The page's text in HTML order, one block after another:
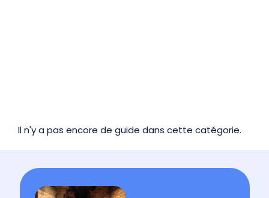
Il n'y a pas encore de guide dans cette catégorie.